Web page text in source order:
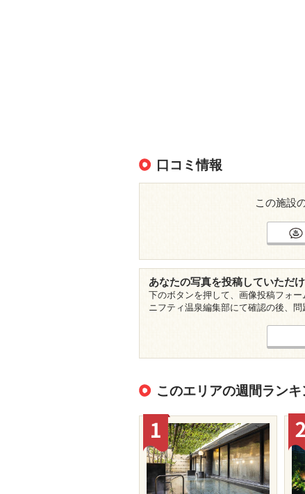
口コミ情報
この施設
あなたの写真を投稿していただ
下のボタンを押して、画像投稿フォー
ニフティ温泉編集部にて確認の後、
このエリアの週間ランキ